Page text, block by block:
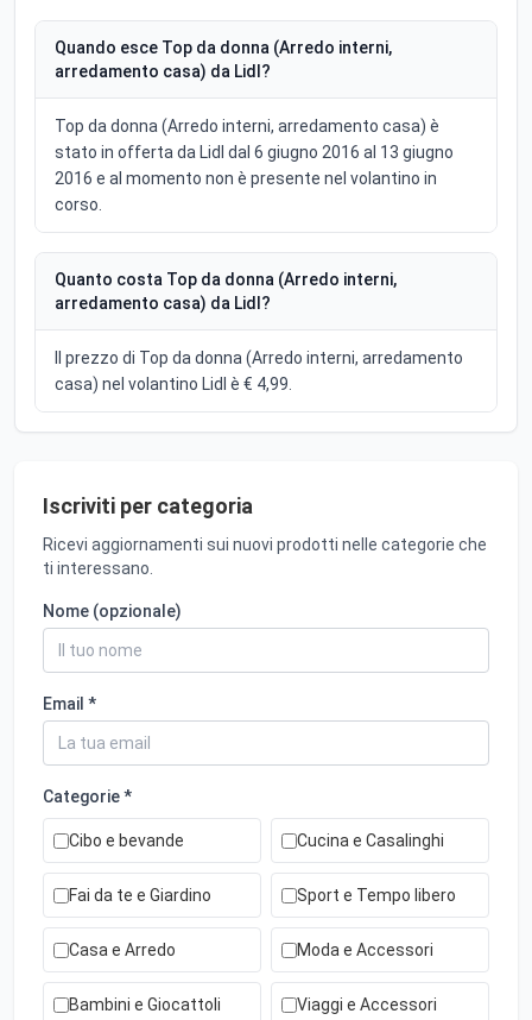
Quando esce Top da donna (Arredo interni,
arredamento casa) da Lidl?
Top da donna (Arredo interni, arredamento casa) è
stato in offerta da Lidl dal 6 giugno 2016 al 13 giugno
2016 e al momento non è presente nel volantino in
corso.
Quanto costa Top da donna (Arredo interni,
arredamento casa) da Lidl?
Il prezzo di Top da donna (Arredo interni, arredamento
casa) nel volantino Lidl è € 4,99.
Iscriviti per categoria
Ricevi aggiornamenti sui nuovi prodotti nelle categorie che
ti interessano.
Nome (opzionale)
Email *
Categorie *
Cibo e bevande Cucina e Casalinghi
Fai da te e Giardino Sport e Tempo libero
Casa e Arredo Moda e Accessori
Bambini e Giocattoli Viaggi e Accessori